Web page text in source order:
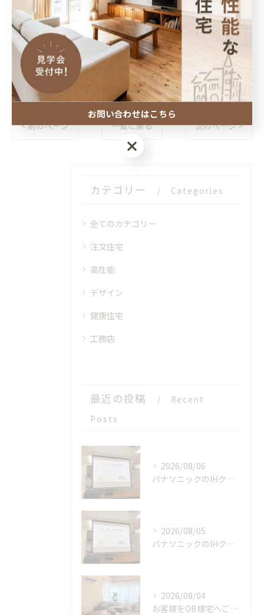
電話番号 : 078-802-2768
FAX番号 : 078-881-0551
--------------------------------------------------------------------
--
< 前のページ 一覧に戻る 次のページ >
カテゴリー Categories
全てのカテゴリー
注文住宅
高性能
デザイン
健康住宅
工務店
最近の投稿
Recent
Posts
2026/08/06
パナソニックのIHクッキングヒーターの工場見学に参加しました！【後編】
2026/08/05
パナソニックのIHクッキングヒーターの工場見学に参加しました！【前編】
2026/08/04
お客様をOB様宅へご案内しました！
お問い合わせはこちら
お問い合わせはこちら